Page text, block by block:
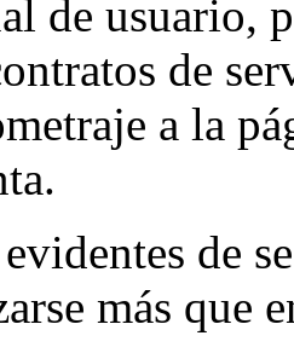
de usuario,
de
a la
de
más que